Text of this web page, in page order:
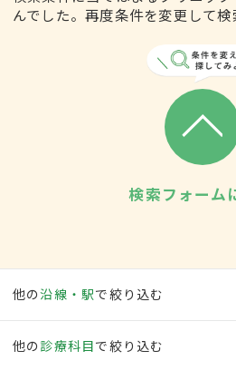
んでした。再度条件を変更して検
検索フォーム
他の沿線・駅で絞り込む
他の 診療科目で絞り込む